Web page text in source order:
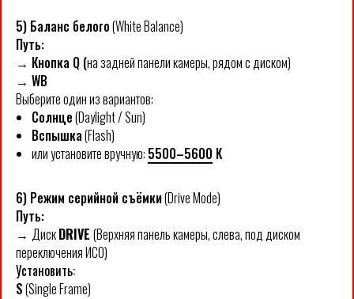
5) Баланс белого(White Balance)
Путь:
→ Кнопка Q (на задней панели камеры, рядом с диском)
→ WB
Выберите один из вариантов:
Солнце(Daylight / Sun)
Вспышка(Flash)
или установите вручную: 5500–5600 K
6) Режим серийной съёмки(Drive Mode)
Путь:
→ ДискDRIVE (Верхняя панель камеры, слева, под диском
переключения ИСО)
Установить:
S(Single Frame)